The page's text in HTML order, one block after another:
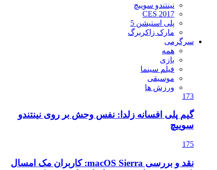
نینتندو سوییچ
CES 2017
پلی استیشن 5
مارک زاکربرگ
سرگرمی
همه
بازی
فیلم سینما
موسیقی
ورزش ها
173
گیم پلی افسانه زلدا: نفس وحش بر روی نینتندو
سوییچ
175
نقد و بررسی macOS Sierra: کاربران مک امسال